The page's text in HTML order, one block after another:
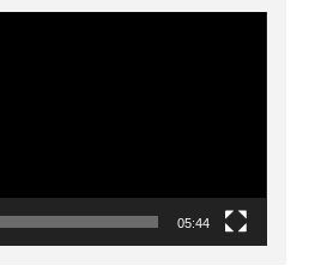
05:44